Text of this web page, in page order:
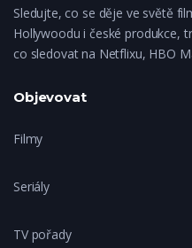
Sledujte, co se děje ve světě
Hollywoodu i české produkce,
co sledovat na Netflixu, HBO
Objevovat
Filmy
Seriály
TV pořady